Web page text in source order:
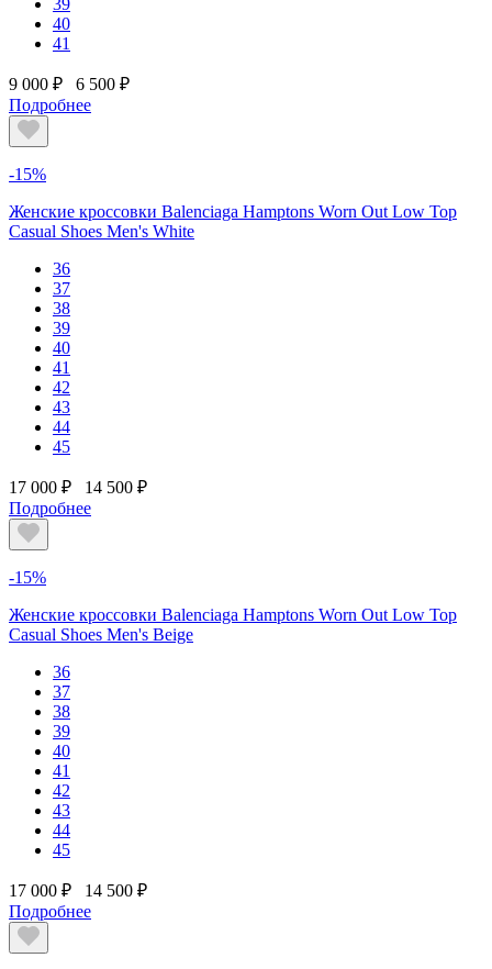
40
41
9 000 ₽
6 500 ₽
Подробнее
-15%
Женские кроссовки Balenciaga Hamptons Worn Out Low Top
Casual Shoes Men's White
36
37
38
39
40
41
42
43
44
45
17 000 ₽
14 500 ₽
Подробнее
-15%
Женские кроссовки Balenciaga Hamptons Worn Out Low Top
Casual Shoes Men's Beige
36
37
38
39
40
41
42
43
44
45
17 000 ₽
14 500 ₽
Подробнее